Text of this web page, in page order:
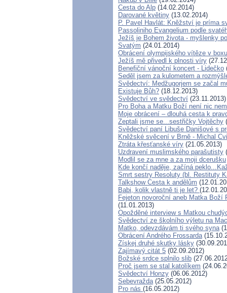
Cesta do Alp (14.02.2014)
Darované květiny (13.02.2014)
P. Pavel Havlát: Kněžství je príma
Passoliniho Evangelium podle
Ježíš je Bohem života - myšlenky
Svatým (24.01.2014)
Obrácení olympijského vítěze v boxu
Ježíš mě přivedl k plnosti víry
Benefiční vánoční koncert - Lidečko
Seděl jsem za kulometem a
Svědectví: Medžugorjem se začal
Existuje Bůh? (18.12.2013)
Svědectví ve svědectví (23.11.2013)
Pro Boha a Matku Boží není nic
Moje obrácení – dlouhá cesta k
Zeptali jsme se...sestřičky Vojtěchy
Svědectví paní Libuše Danišové s
Kněžské svěcení v Brně - Michal
Ztráta křesťanské víry (21.05.2013)
Uzdravení muslimského parašutisty
Modlil se za mne a za moji dcerušku
Kde končí naděje, začíná
Smrt sestry Resoluty (bl. Restituty
Talkshow Cesta k andělům
Babi, kolik vlastně ti je let?
Fejeton novoroční aneb Matka
(11.01.2013)
Opožděné interview s Matkou
Svědectví ze školního výletu na
Matko, odevzdávám ti svého syna
Obrácení Andrého Frossarda
Získej druhé skutky lásky
Zajímavý citát 5 (02.09.2012)
Božské srdce splnilo slib
Proč jsem se stal katolíkem
Svědectví Honzy (06.06.2012)
Sebevražda(25.05.2012)
Pro nás (16.05.2012)